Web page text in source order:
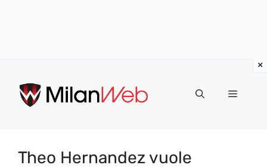
contenuto
MENU
Theo Hernandez vuole